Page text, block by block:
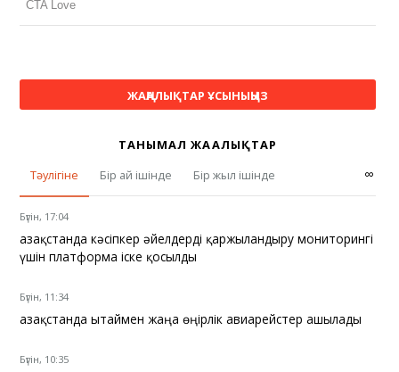
ЖАҢАЛЫҚТАР ҰСЫНЫҢЫЗ
ТАНЫМАЛ ЖАҢАЛЫҚТАР
Тәулігіне
Бір ай ішінде Бір жыл ішінде ∞
Бүгін, 17:04
Қазақстанда кәсіпкер әйелдерді қаржыландыру мониторингі
үшін платформа іске қосылды
Бүгін, 11:34
Қазақстанда Қытаймен жаңа өңірлік авиарейстер ашылады
Бүгін, 10:35